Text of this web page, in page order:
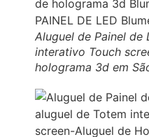
Aluguel de Painel
interativo Touch
holograma 3d em